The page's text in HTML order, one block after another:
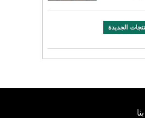
الجديدة